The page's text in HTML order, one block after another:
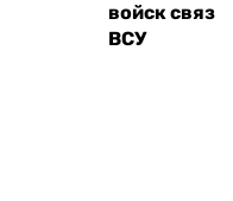
войск
ВСУ